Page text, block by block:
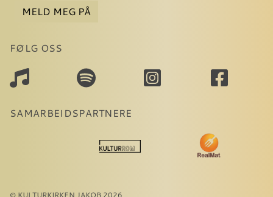
MELD MEG PÅ
FØLG OSS
SAMARBEIDSPARTNERE
© KULTURKIRKEN JAKOB 2026